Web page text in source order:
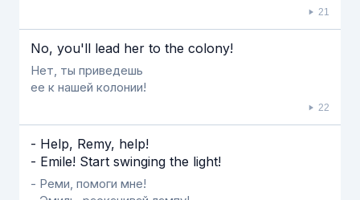
21
No, you'll lead her to the colony!
Нет, ты приведешь
ее к нашей колонии!
22
- Help, Remy, help!
- Emile! Start swinging the light!
- Реми, помоги мне!